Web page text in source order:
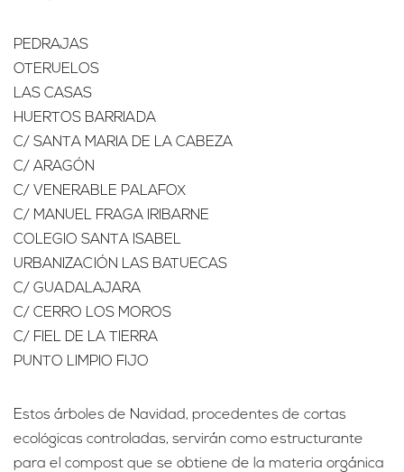
PEDRAJAS
OTERUELOS
LAS CASAS
HUERTOS BARRIADA
C/ SANTA MARIA DE LA CABEZA
C/ ARAGÓN
C/ VENERABLE PALAFOX
C/ MANUEL FRAGA IRIBARNE
COLEGIO SANTA ISABEL
URBANIZACIÓN LAS BATUECAS
C/ GUADALAJARA
C/ CERRO LOS MOROS
C/ FIEL DE LA TIERRA
PUNTO LIMPIO FIJO
Estos árboles de Navidad, procedentes de cortas
ecológicas controladas, servirán como estructurante
para el compost que se obtiene de la materia orgánica